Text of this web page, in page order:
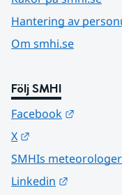
Hantering av
Om smhi.se
Följ SMHI
Facebook
X
SMHIs
Linkedin